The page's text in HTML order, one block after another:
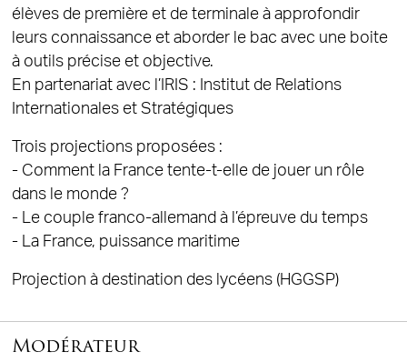
élèves de première et de terminale à approfondir
leurs connaissance et aborder le bac avec une boite
à outils précise et objective.
En partenariat avec l’IRIS : Institut de Relations
Internationales et Stratégiques
Trois projections proposées :
- Comment la France tente-t-elle de jouer un rôle
dans le monde ?
- Le couple franco-allemand à l’épreuve du temps
- La France, puissance maritime
Projection à destination des lycéens (HGGSP)
Modérateur